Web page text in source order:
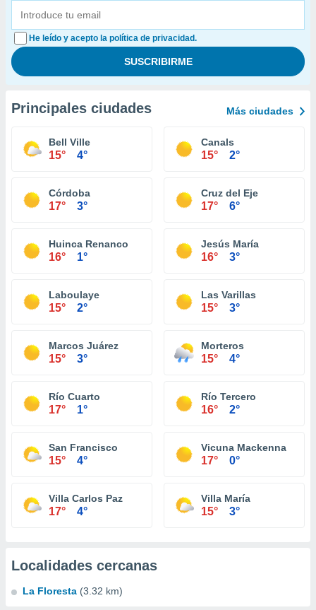
He leído y acepto la política de privacidad.
Principales ciudades Más ciudades
Bell Ville
15° 4°
Canals
15° 2°
Córdoba
17° 3°
Cruz del Eje
17° 6°
Huinca Renanco
16° 1°
Jesús María
16° 3°
Laboulaye
15° 2°
Las Varillas
15° 3°
Marcos Juárez
15° 3°
Morteros
15° 4°
Río Cuarto
17° 1°
Río Tercero
16° 2°
San Francisco
15° 4°
Vicuna Mackenna
17° 0°
Villa Carlos Paz
17° 4°
Villa María
15° 3°
Localidades cercanas
La Floresta (3.32 km)